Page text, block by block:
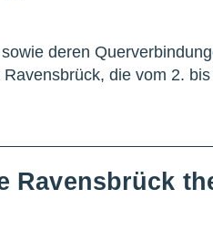
deren
die vom 2.
Ravensbrück